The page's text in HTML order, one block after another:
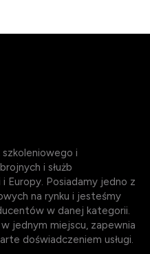
i
i służb
Europy. Posiadamy jedno z
na rynku i jesteśmy
w danej kategorii.
jednym miejscu, zapewnia
doświadczeniem usługi.